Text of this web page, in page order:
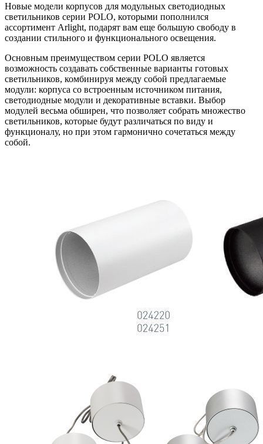
Новые модели корпусов для модульных светодиодных
светильников серии POLO, которыми пополнился
ассортимент Arlight, подарят вам еще большую свободу в
создании стильного и функционального освещения.
Основным преимуществом серии POLO является
возможность создавать собственные варианты готовых
светильников, комбинируя между собой предлагаемые
модули: корпуса со встроенным источником питания,
светодиодные модули и декоративные вставки. Выбор
модулей весьма обширен, что позволяет собрать множество
светильников, которые будут различаться по виду и
функционалу, но при этом гармонично сочетаться между
собой.